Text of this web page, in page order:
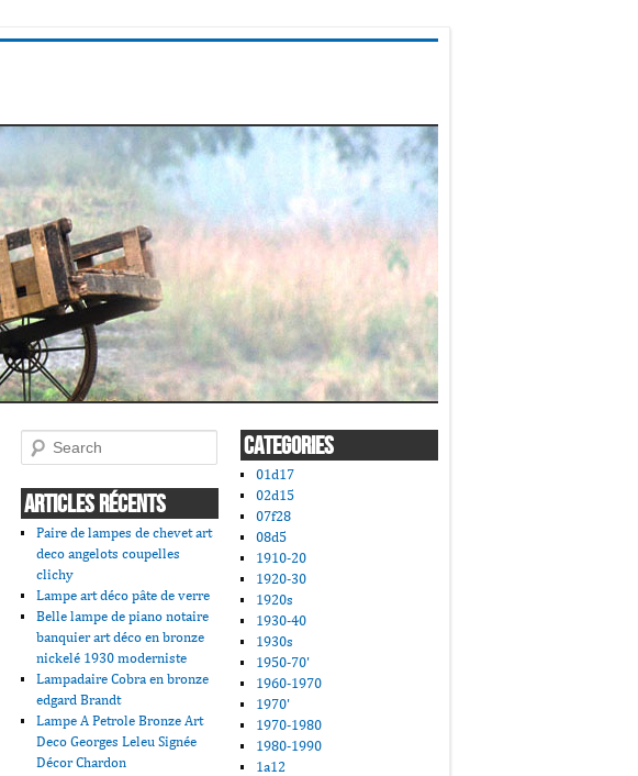
Search
ARTICLES RÉCENTS
Paire de lampes de chevet art
deco angelots coupelles
clichy
Lampe art déco pâte de verre
Belle lampe de piano notaire
banquier art déco en bronze
nickelé 1930 moderniste
Lampadaire Cobra en bronze
edgard Brandt
Lampe A Petrole Bronze Art
Deco Georges Leleu Signée
Décor Chardon
CATEGORIES
01d17
02d15
07f28
08d5
1910-20
1920-30
1920s
1930-40
1930s
1950-70'
1960-1970
1970'
1970-1980
1980-1990
1a12